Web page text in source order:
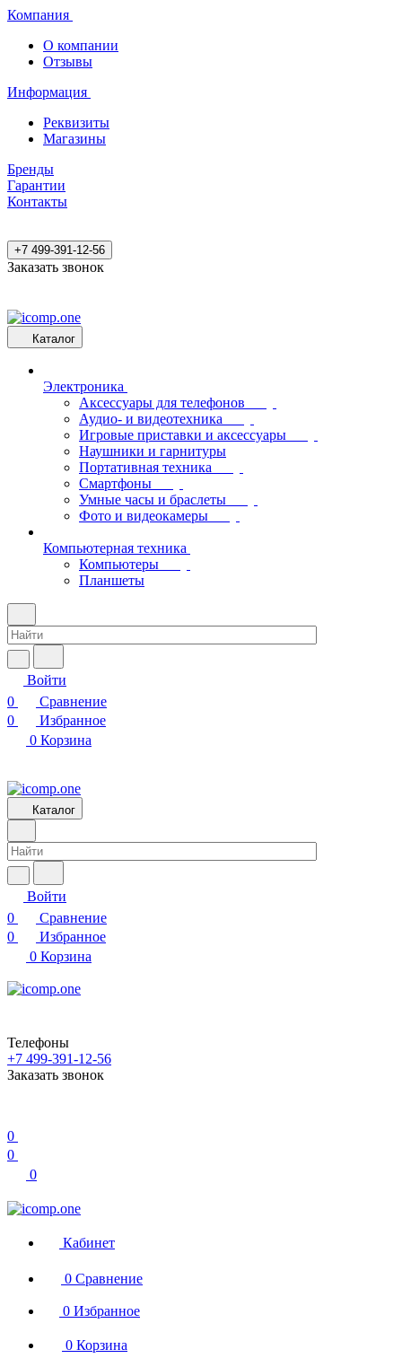
Компания
О компании
Отзывы
Информация
Реквизиты
Магазины
Бренды
Гарантии
Контакты
+7 499-391-12-56
Заказать звонок
Каталог
Электроника
Аксессуары для телефонов
Аудио- и видеотехника
Игровые приставки и аксессуары
Наушники и гарнитуры
Портативная техника
Смартфоны
Умные часы и браслеты
Фото и видеокамеры
Компьютерная техника
Компьютеры
Планшеты
Войти
0
Сравнение
0
Избранное
0 Корзина
Каталог
Войти
0
Сравнение
0
Избранное
0 Корзина
Телефоны
+7 499-391-12-56
Заказать звонок
0
0
0
Кабинет
0 Сравнение
0 Избранное
0 Корзина